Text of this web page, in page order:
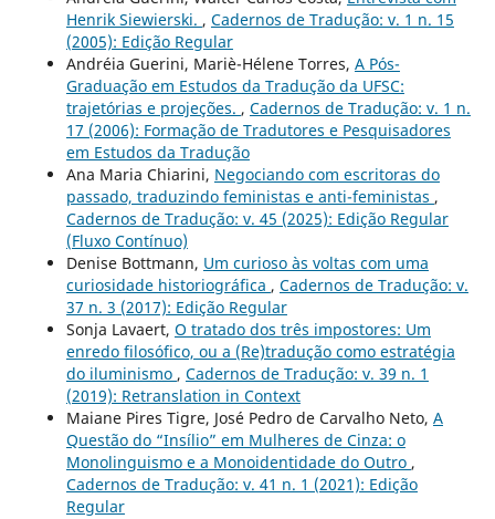
Henrik Siewierski. , Cadernos de Tradução: v. 1 n. 15
(2005): Edição Regular
Andréia Guerini, Mariè-Hélene Torres, A Pós-
Graduação em Estudos da Tradução da UFSC:
trajetórias e projeções. , Cadernos de Tradução: v. 1 n.
17 (2006): Formação de Tradutores e Pesquisadores
em Estudos da Tradução
Ana Maria Chiarini, Negociando com escritoras do
passado, traduzindo feministas e anti-feministas ,
Cadernos de Tradução: v. 45 (2025): Edição Regular
(Fluxo Contínuo)
Denise Bottmann, Um curioso às voltas com uma
curiosidade historiográfica , Cadernos de Tradução: v.
37 n. 3 (2017): Edição Regular
Sonja Lavaert, O tratado dos três impostores: Um
enredo filosófico, ou a (Re)tradução como estratégia
do iluminismo , Cadernos de Tradução: v. 39 n. 1
(2019): Retranslation in Context
Maiane Pires Tigre, José Pedro de Carvalho Neto, A
Questão do “Insílio” em Mulheres de Cinza: o
Monolinguismo e a Monoidentidade do Outro ,
Cadernos de Tradução: v. 41 n. 1 (2021): Edição
Regular